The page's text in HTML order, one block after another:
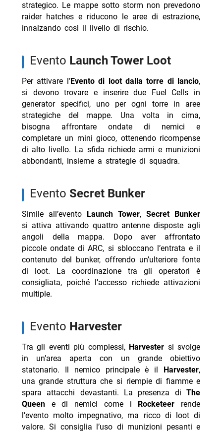
strategico. Le mappe sotto storm non prevedono
raider hatches e riducono le aree di estrazione,
innalzando così il livello di rischio.
evento Launch Tower Loot
Per attivare l’Evento di loot dalla torre di lancio,
si devono trovare e inserire due Fuel Cells in
generator specifici, uno per ogni torre in aree
strategiche del mappe. Una volta in cima,
bisogna affrontare ondate di nemici e
completare un mini gioco, ottenendo ricompense
di alto livello. La sfida richiede armi e munizioni
abbondanti, insieme a strategie di squadra.
evento Secret Bunker
Simile all’evento Launch Tower,Secret Bunker
si attiva attivando quattro antenne disposte agli
angoli della mappa. Dopo aver affrontato
piccole ondate di ARC, si sbloccano l’entrata e il
contenuto del bunker, offrendo un’ulteriore fonte
di loot. La coordinazione tra gli operatori è
consigliata, poiché l’accesso richiede attivazioni
multiple.
evento Harvester
Tra gli eventi più complessi, Harvester si svolge
in un’area aperta con un grande obiettivo
statonario. Il nemico principale è il
Harvester,
una grande struttura che si riempie di fiamme e
spara attacchi devastanti. La presenza diThe
Queene di nemici come i Rocketeer rende
l’evento molto impegnativo, ma ricco di loot di
valore. Si consiglia l’uso di munizioni pesanti e